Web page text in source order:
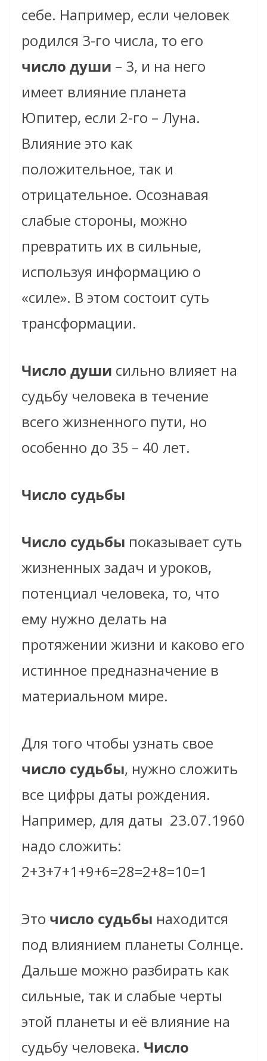
себе. Например, если человек
родился 3-го числа, то его
число души – 3, и на него
имеет влияние планета
Юпитер, если 2-го – Луна.
Влияние это как
положительное, так и
отрицательное. Осознавая
слабые стороны, можно
превратить их в сильные,
используя информацию о
«силе». В этом состоит суть
трансформации.
Число души сильно влияет на
судьбу человека в течение
всего жизненного пути, но
особенно до 35 – 40 лет.
Число судьбы
Число судьбы показывает суть
жизненных задач и уроков,
потенциал человека, то, что
ему нужно делать на
протяжении жизни и каково его
истинное предназначение в
материальном мире.
Для того чтобы узнать свое
число судьбы, нужно сложить
все цифры даты рождения.
Например, для даты 23.07.1960
надо сложить:
2+3+7+1+9+6=28=2+8=10=1
Это число судьбы находится
под влиянием планеты Солнце.
Дальше можно разбирать как
сильные, так и слабые черты
этой планеты и её влияние на
судьбу человека. Число